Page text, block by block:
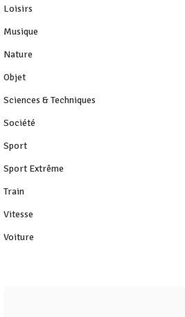
Loisirs
Musique
Nature
Objet
Sciences & Techniques
Société
Sport
Sport Extrême
Train
Vitesse
Voiture